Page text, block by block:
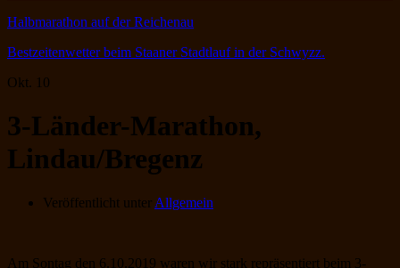
Halbmarathon auf der Reichenau
Bestzeitenwetter beim Staaner Stadtlauf in der Schwyzz.
Okt. 10
3-Länder-Marathon,
Lindau/Bregenz
Veröffentlicht unter Allgemein
Am Sontag den 6.10.2019 waren wir stark repräsentiert beim 3-